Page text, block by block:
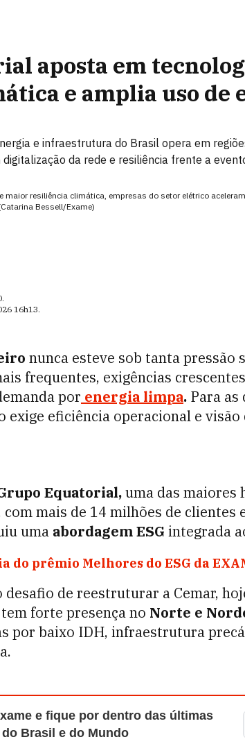
aposta em
e amplia uso de
e infraestrutura do Brasil opera em
da rede e resiliência frente a
maior resiliência climática, empresas do setor elétrico
Bessell/Exame)
.
16h13.
nunca esteve sob tanta pressão
frequentes, exigências
por energia limpa. Para
exige eficiência operacional e visão
Equatorial,uma das maiores
mais de 14 milhões de clientes
uma abordagem ESG integrada
do prêmio Melhores do ESG da
desafio de reestruturar a Cemar,
forte presença no Norte e
por baixo IDH, infraestrutura
e fique por dentro das últimas
Brasil e do Mundo